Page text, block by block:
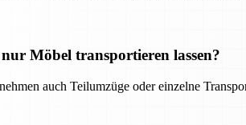
Möbel transportieren lassen?
auch Teilumzüge oder einzelne